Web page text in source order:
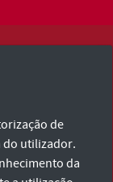
de
do utilizador.
da